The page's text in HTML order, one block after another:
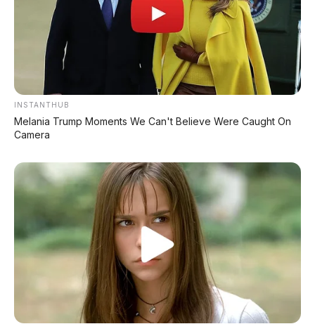
INSTANTHUB
Melania Trump Moments We Can't Believe Were Caught On
Camera